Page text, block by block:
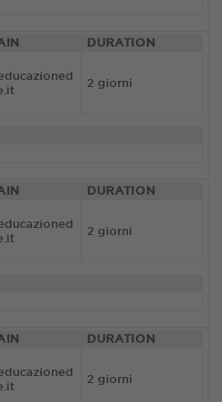
DURATION
2 giorni
DURATION
2 giorni
DURATION
2 giorni